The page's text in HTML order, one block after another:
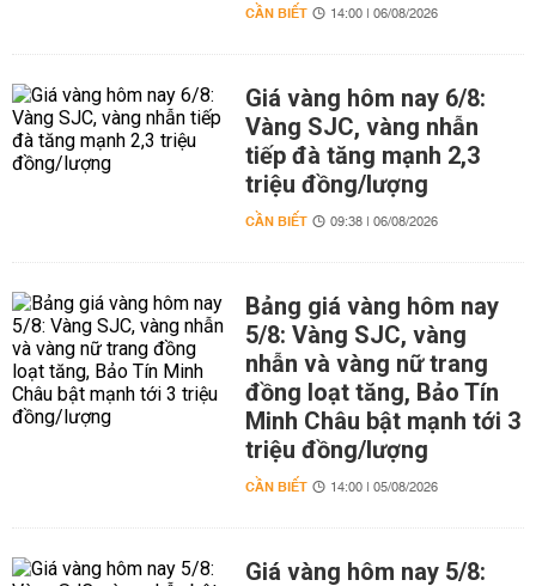
CẦN BIẾT 14:00 | 06/08/2026
Giá vàng hôm nay 6/8:
Vàng SJC, vàng nhẫn
tiếp đà tăng mạnh 2,3
triệu đồng/lượng
CẦN BIẾT 09:38 | 06/08/2026
Bảng giá vàng hôm nay
5/8: Vàng SJC, vàng
nhẫn và vàng nữ trang
đồng loạt tăng, Bảo Tín
Minh Châu bật mạnh tới 3
triệu đồng/lượng
CẦN BIẾT 14:00 | 05/08/2026
Giá vàng hôm nay 5/8: